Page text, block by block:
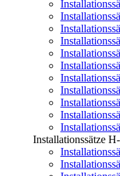
Installationssätze